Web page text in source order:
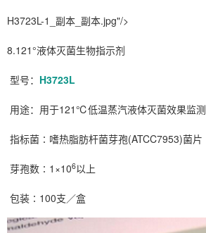
H3723L-1_副本_副本.jpg"/>
8.121°液体灭菌生物指示剂
型号： H3723L
用途：用于121℃低温蒸汽液体灭菌效果监测
指标菌∶嗜热脂肪杆菌芽孢(ATCC7953)菌片
芽孢数∶1×106以上
包装∶100支／盒